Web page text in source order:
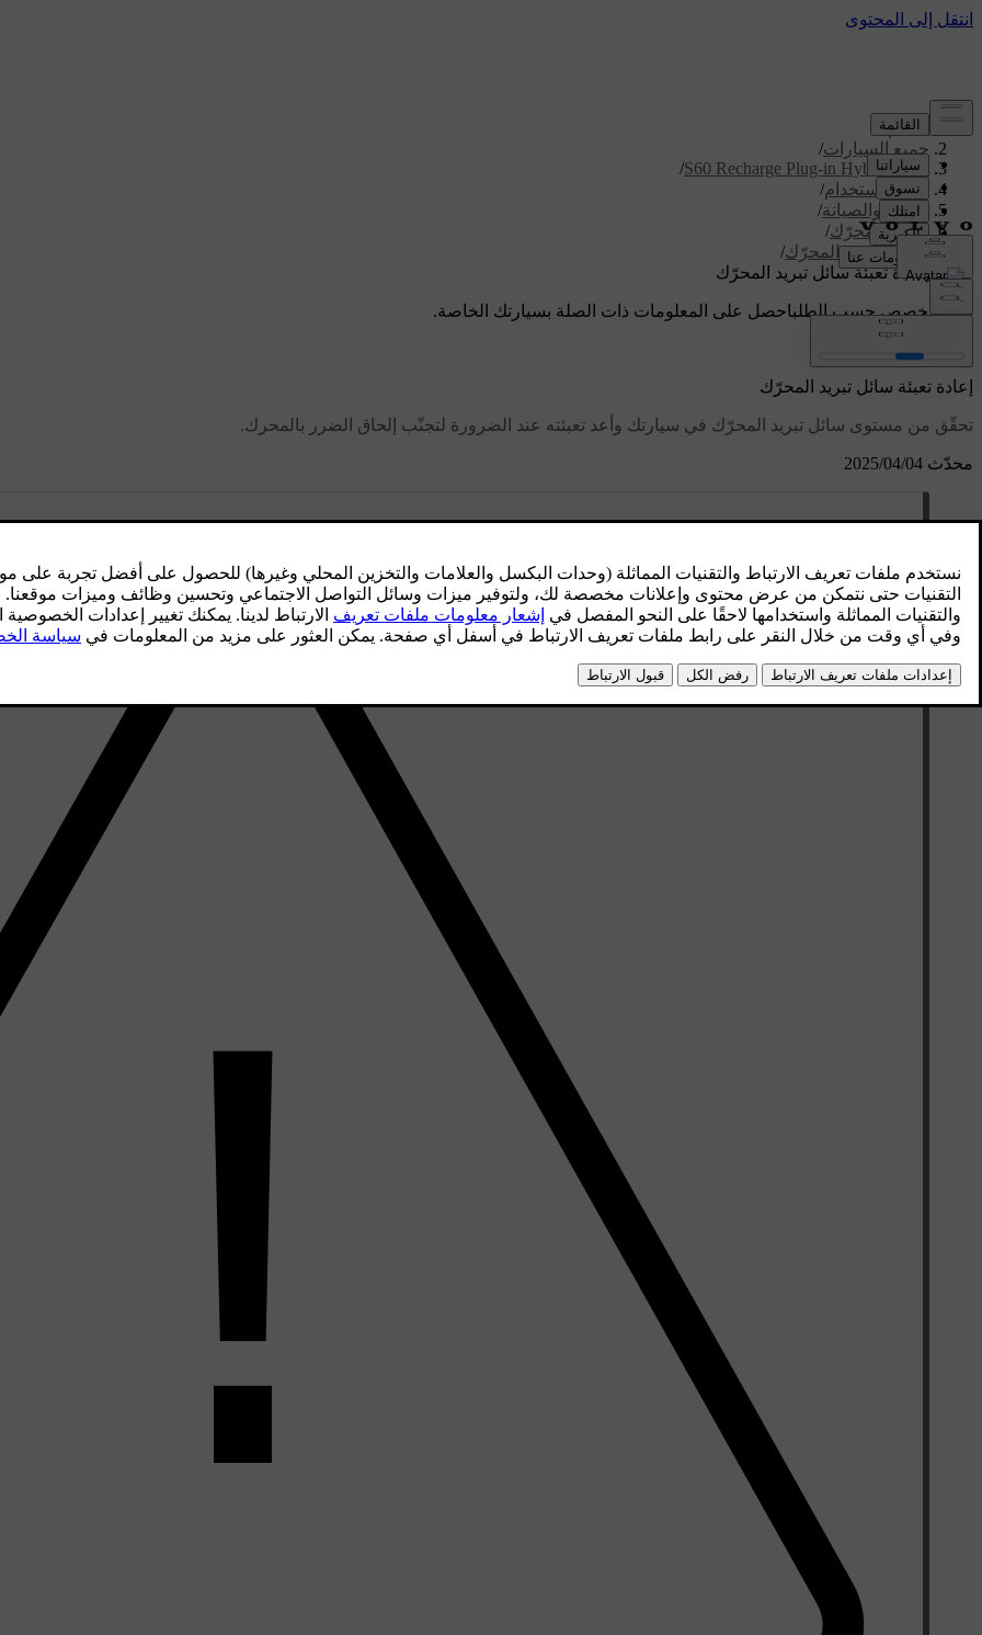
الدعم/
جميع السيارات/
S60 Recharge Plug-in Hybrid 2024
/
دليل الاستخدام/
العناية والصيانة/
حجرة المحرّك/
نظام تبريد المحرّك/
إعادة تعبئة سائل تبريد المحرّك
دعم مخصص حسب الطلباحصل على المعلومات ذات الصلة بسيارتك الخاصة.
تسجيل الدخول
محدّث 04‏/04‏/2025
إعادة تعبئة سائل تبريد المحرّك
تحقّق من مستوى سائل تبريد المحرّك في سيارتك وأعد تعبئته عند الضرورة لتجنّب إلحاق الضرر بالمحرك.